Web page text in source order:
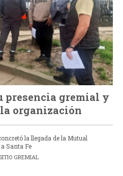
presencia gremial y
organización
la llegada de la Mutual
Santa Fe
GREMIAL